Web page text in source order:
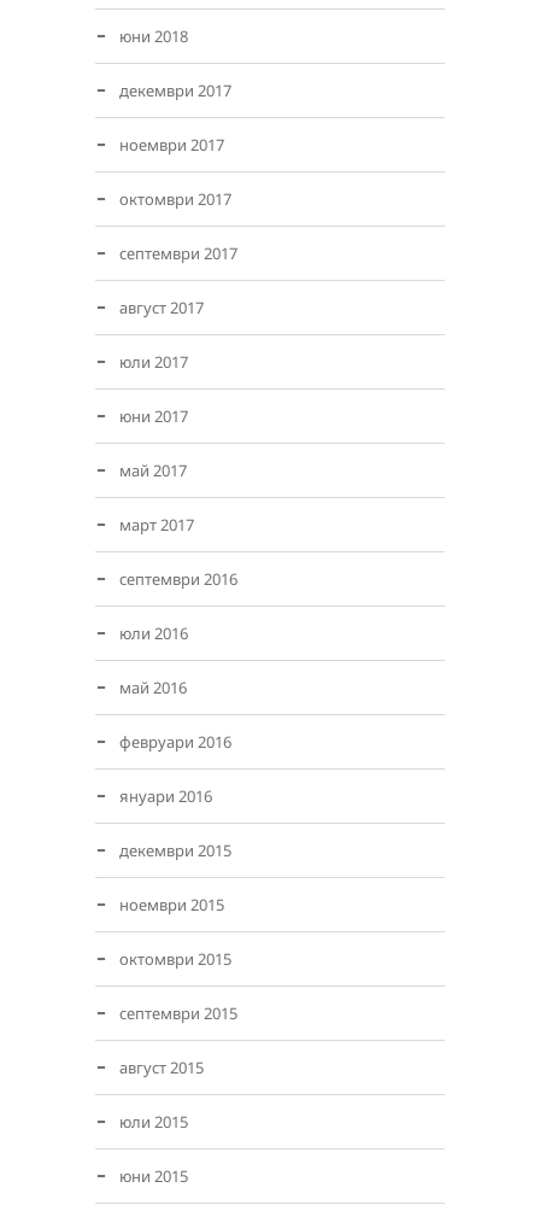
юни 2018
декември 2017
ноември 2017
октомври 2017
септември 2017
август 2017
юли 2017
юни 2017
май 2017
март 2017
септември 2016
юли 2016
май 2016
февруари 2016
януари 2016
декември 2015
ноември 2015
октомври 2015
септември 2015
август 2015
юли 2015
юни 2015